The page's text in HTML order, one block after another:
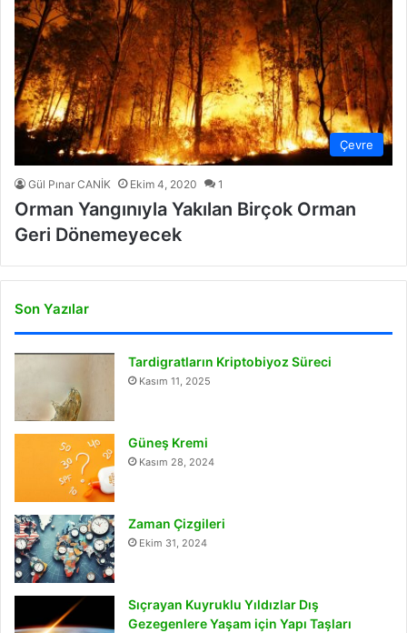
Çevre
Gül Pınar CANİK Ekim 4, 2020 1
Orman Yangınıyla Yakılan Birçok Orman
Geri Dönemeyecek
Son Yazılar
Tardigratların Kriptobiyoz Süreci
Kasım 11, 2025
Güneş Kremi
Kasım 28, 2024
Zaman Çizgileri
Ekim 31, 2024
Sıçrayan Kuyruklu Yıldızlar Dış
Gezegenlere Yaşam için Yapı Taşları